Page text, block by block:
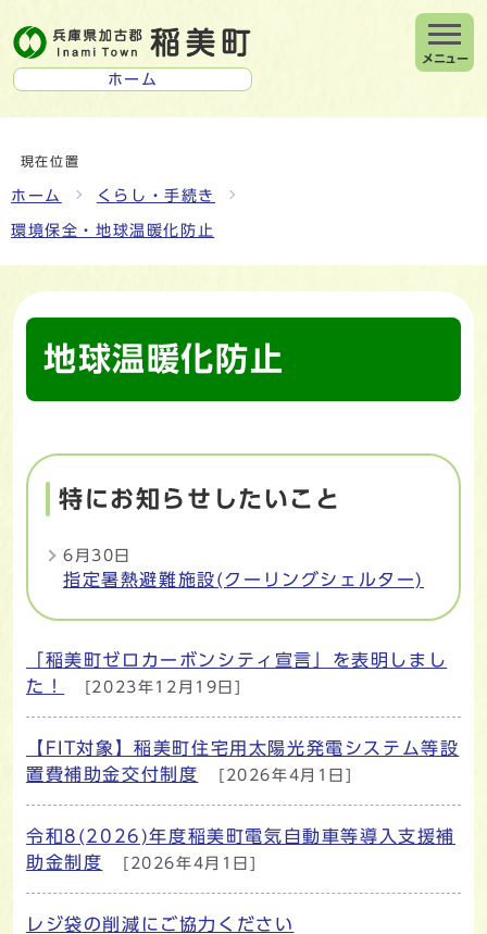
ホーム
メニュー
現在位置
ホーム くらし・手続き
環境保全・地球温暖化防止
地球温暖化防止
特にお知らせしたいこと
6月30日
指定暑熱避難施設(クーリングシェルター)
メインメニュー
「稲美町ゼロカーボンシティ宣言」を表明しまし
た！
[2023年12月19日]
【FIT対象】稲美町住宅用太陽光発電システム等設
置費補助金交付制度
[2026年4月1日]
令和8(2026)年度稲美町電気自動車等導入支援補
助金制度
[2026年4月1日]
レジ袋の削減にご協力ください